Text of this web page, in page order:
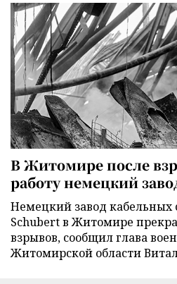
В Житомире после
работу немецкий
Немецкий завод кабельных
Schubert в Житомире
взрывов, сообщил глава
Житомирской области